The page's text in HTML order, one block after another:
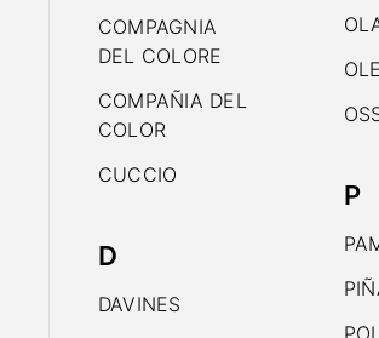
COMPAGNIA
DEL COLORE
COMPAÑIA DEL
COLOR
CUCCIO
D
DAVINES
P